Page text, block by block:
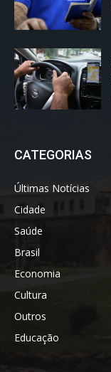
CATEGORIAS
Últimas Notícias
Cidade
Saúde
Brasil
Economia
Cultura
Outros
Educação